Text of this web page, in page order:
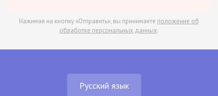
Нажимая на кнопку «Отправить», вы принимаете положение об
обработке персональных данных.
Русский язык